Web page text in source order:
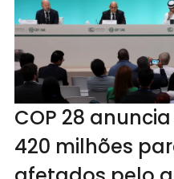
COP 28
420 milhões